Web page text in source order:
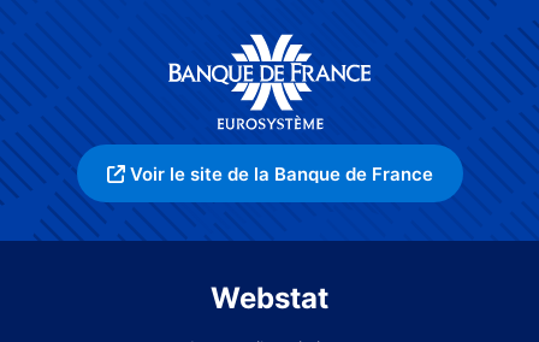
Voir le site de la Banque de France
Webstat